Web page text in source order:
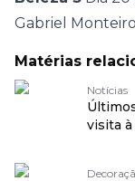
Gabriel
Matérias
Notícias
visita à